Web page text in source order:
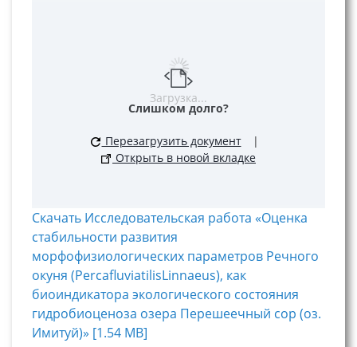
Загрузка...
Слишком долго?
Перезагрузить документ
|
Открыть в новой вкладке
Скачать Исследовательская работа «Оценка
стабильности развития
морфофизиологических параметров Речного
окуня (PercafluviatilisLinnaeus), как
биоиндикатора экологического состояния
гидробиоценоза озера Перешеечный сор (оз.
Имитуй)» [1.54 MB]